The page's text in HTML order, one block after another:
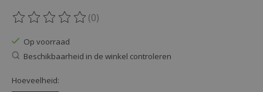
De beoordeling van dit product is
(0)
Op voorraad
Beschikbaarheid in de winkel controleren
Hoeveelheid: